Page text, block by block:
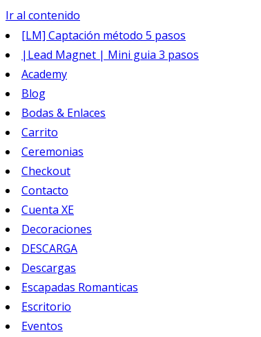
Ir al contenido
[LM] Captación método 5 pasos
|Lead Magnet | Mini guia 3 pasos
Academy
Blog
Bodas & Enlaces
Carrito
Ceremonias
Checkout
Contacto
Cuenta XE
Decoraciones
DESCARGA
Descargas
Escapadas Romanticas
Escritorio
Eventos